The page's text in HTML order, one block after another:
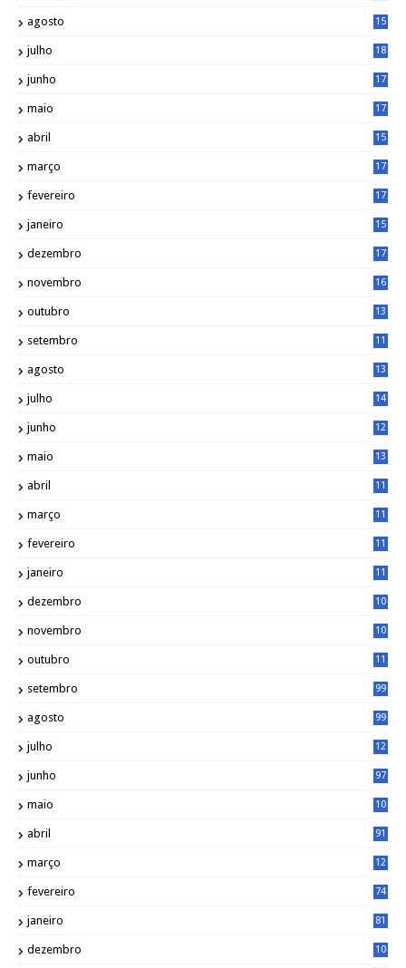
agosto
15
julho
18
junho
17
maio
17
abril
15
março
17
fevereiro
17
janeiro
15
dezembro
17
novembro
16
outubro
13
setembro
11
agosto
13
julho
14
junho
12
maio
13
abril
11
março
11
fevereiro
11
janeiro
11
dezembro
10
novembro
10
outubro
11
setembro 99
agosto 99
julho
12
junho 97
maio
10
abril 91
março
12
fevereiro 74
janeiro 81
dezembro
10